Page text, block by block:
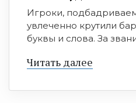
Игроки,
увлеченно крутили
буквы и слова. За
Читать далее